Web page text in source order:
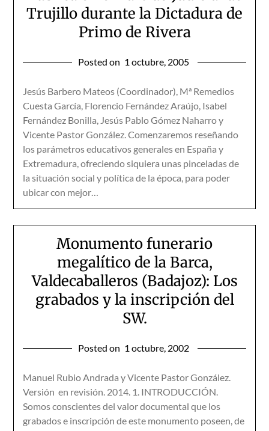
Trujillo durante la Dictadura de
Primo de Rivera
Posted on 1 octubre, 2005
Jesús Barbero Mateos (Coordinador), Mª Remedios
Cuesta García, Florencio Fernández Araújo, Isabel
Fernández Bonilla, Jesús Pablo Gómez Naharro y
Vicente Pastor González. Comenzaremos reseñando
los parámetros educativos generales en España y
Extremadura, ofreciendo siquiera unas pinceladas de
la situación social y política de la época, para poder
ubicar con mejor…
Monumento funerario
megalítico de la Barca,
Valdecaballeros (Badajoz): Los
grabados y la inscripción del
SW.
Posted on 1 octubre, 2002
Manuel Rubio Andrada y Vicente Pastor González.
Versión en revisión. 2014. 1. INTRODUCCIÓN.
Somos conscientes del valor documental que los
grabados e inscripción de este monumento poseen, de